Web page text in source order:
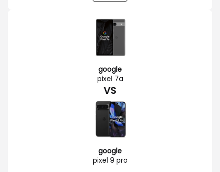
google
pixel 7a
VS
google
pixel 9 pro